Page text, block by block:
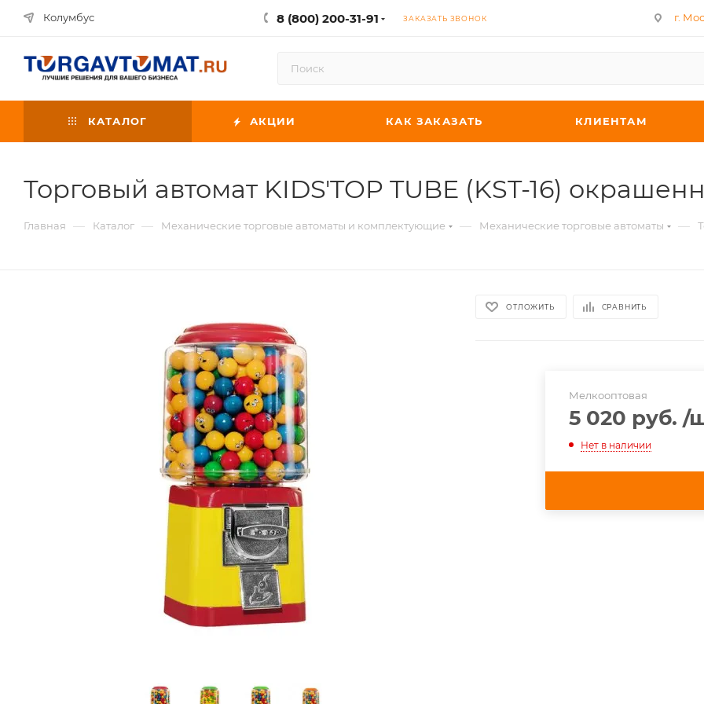
Колумбус 8 (800) 200-31-91 ЗАКАЗАТЬ ЗВОНОК г.
КАТАЛОГ АКЦИИ КАК ЗАКАЗАТЬ КЛИЕНТАМ
Торговый автомат KIDS'TOP TUBE (KST-16)
Главная — Каталог — Механические торговые автоматы и комплектующие — Механические торговые автоматы —
ОТЛОЖИТЬ СРАВНИТЬ
Мелкооптовая
5 020 руб. /
Нет в наличии